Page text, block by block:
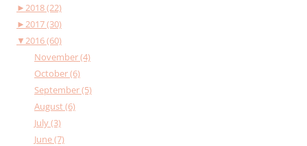
►2018 (22)
►2017 (30)
▼2016 (60)
November (4)
October (6)
September (5)
August (6)
July (3)
June (7)